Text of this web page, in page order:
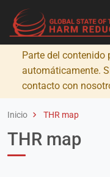
Parte del contenido
automáticamente.
contacto con
Inicio THR map
THR map